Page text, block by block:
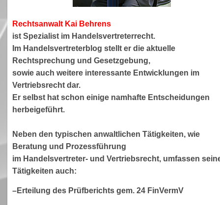
Rechtsanwalt Kai Behrens
ist Spezialist im Handelsvertreterrecht.
Im Handelsvertreterblog stellt er die aktuelle
Rechtsprechung und Gesetzgebung,
sowie auch weitere interessante Entwicklungen im
Vertriebsrecht dar.
Er selbst hat schon einige namhafte Entscheidungen
herbeigeführt.
Neben den typischen anwaltlichen Tätigkeiten, wie
Beratung und Prozessführung
im Handelsvertreter- und Vertriebsrecht, umfassen
Tätigkeiten auch:
–Erteilung des Prüfberichts gem. 24 FinVermV